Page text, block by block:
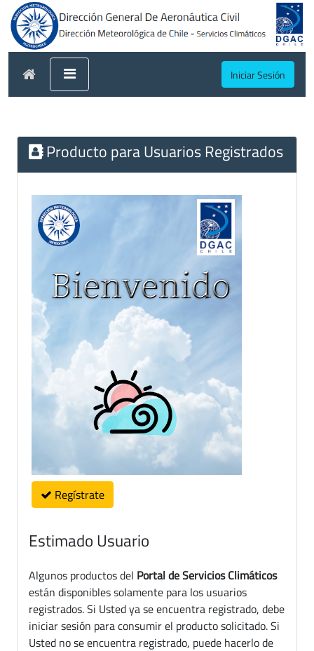
Iniciar Sesión
Producto para Usuarios Registrados
Regístrate
Estimado Usuario
Algunos productos del Portal de Servicios Climáticos
están disponibles solamente para los usuarios
registrados. Si Usted ya se encuentra registrado, debe
iniciar sesión para consumir el producto solicitado. Si
Usted no se encuentra registrado, puede hacerlo de